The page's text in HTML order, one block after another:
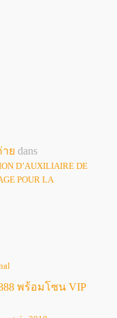
ย dans
D’AUXILIAIRE DE
POUR LA
พร้อมโซน VIP